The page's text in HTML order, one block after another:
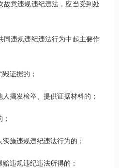
意违规违纪违法，应当受到处
违规违纪违法行为中起主要作
证据的；
揭发检举、提供证据材料的；
施违规违纪违法行为的；
违规违纪违法所得的；